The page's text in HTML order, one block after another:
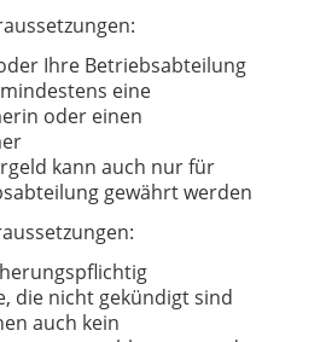
Ihre Betriebsabteilung
eine
oder einen
kann auch nur für
gewährt werden
die nicht gekündigt sind
auch kein